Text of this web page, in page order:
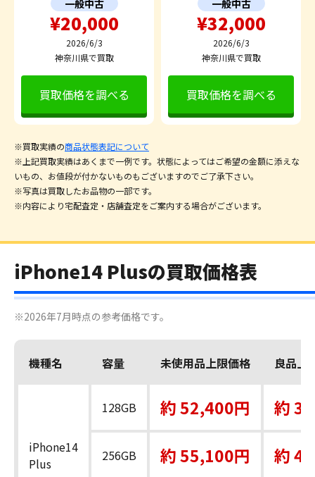
一般中古
¥20,000
2026/6/3
神奈川県で買取
買取価格を調べる
一般中古
¥32,000
2026/6/3
神奈川県で買取
買取価格を調べる
※買取実績の商品状態表記について
※上記買取実績はあくまで一例です。状態によってはご希望の金額に添えな
いもの、お値段が付かないものもございますのでご了承下さい。
※写真は買取したお品物の一部です。
※内容により宅配査定・店舗査定をご案内する場合がございます。
iPhone14 Plusの買取価格表
※2026年7月時点の参考価格です。
機種名 容量 未使用品上限価格 良品上
iPhone14
Plus
128GB 約 52,400円 約
256GB 約 55,100円 約